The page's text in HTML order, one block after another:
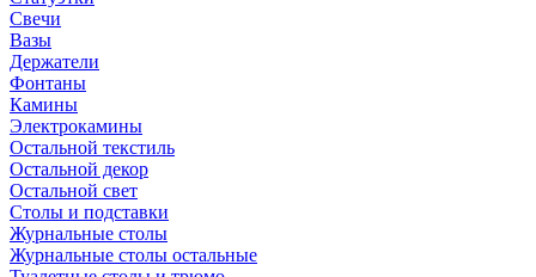
Свечи
Вазы
Держатели
Фонтаны
Камины
Электрокамины
Остальной текстиль
Остальной декор
Остальной свет
Столы и подставки
Журнальные столы
Журнальные столы остальные